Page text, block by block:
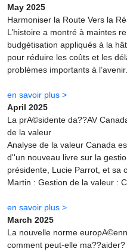
May 2025
Harmoniser la Route Vers la
L’histoire a montré à maintes
budgétisation appliqués à la
pour réduire les coûts et les
problèmes importants à
en savoir plus >
April 2025
La prA©sidente da??AV
de la valeur
Analyse de la valeur Canada
d''un nouveau livre sur la
présidente, Lucie Parrot, et sa
Martin : Gestion de la valeur :
en savoir plus >
March 2025
La nouvelle norme
comment peut-elle ma??aider?